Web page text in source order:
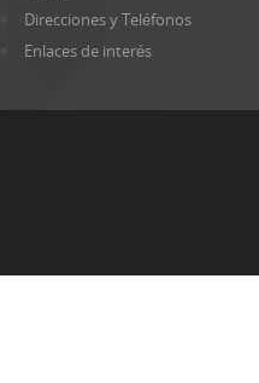
Direcciones y Teléfonos
Enlaces de interés